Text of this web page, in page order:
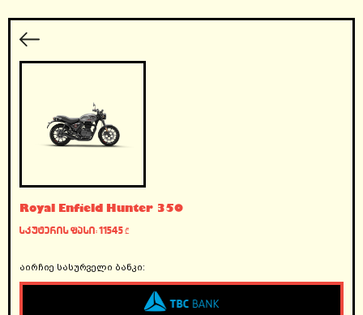
Royal Enfield Hunter 350
სკუტერის ფასი: 11545 ₾
აირჩიე სასურველი ბანკი: